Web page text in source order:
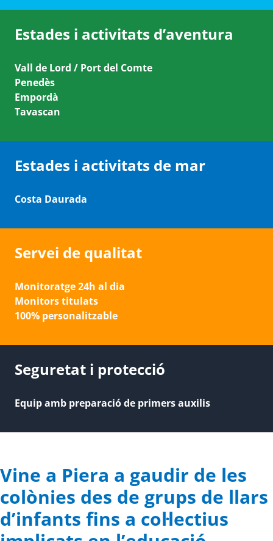
Estades i activitats d’aventura
Vall de Lord / Port del Comte
Penedès
Empordà
Tavascan
Estades i activitats de mar
Costa Daurada
Servei de qualitat
Monitoratge 24h al dia
Monitors titulats
100% personalitzable
Seguretat i protecció
Equip amb preparació de primers auxilis
Vine a Piera a gaudir de les
colònies des de grups de llars
d’infants fins a col·lectius